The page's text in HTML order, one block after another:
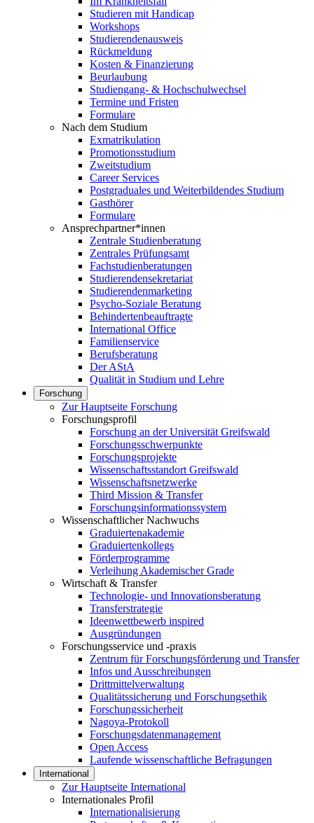
Studieren mit Handicap
Workshops
Studierendenausweis
Rückmeldung
Kosten & Finanzierung
Beurlaubung
Studiengang- & Hochschulwechsel
Termine und Fristen
Formulare
Nach dem Studium
Exmatrikulation
Promotionsstudium
Zweitstudium
Career Services
Postgraduales und Weiterbildendes Studium
Gasthörer
Formulare
Ansprechpartner*innen
Zentrale Studienberatung
Zentrales Prüfungsamt
Fachstudienberatungen
Studierendensekretariat
Studierendenmarketing
Psycho-Soziale Beratung
Behindertenbeauftragte
International Office
Familienservice
Berufsberatung
Der AStA
Qualität in Studium und Lehre
Forschung
Zur Hauptseite Forschung
Forschungsprofil
Forschung an der Universität Greifswald
Forschungsschwerpunkte
Forschungsprojekte
Wissenschaftsstandort Greifswald
Wissenschaftsnetzwerke
Third Mission & Transfer
Forschungsinformationssystem
Wissenschaftlicher Nachwuchs
Graduiertenakademie
Graduiertenkollegs
Förderprogramme
Verleihung Akademischer Grade
Wirtschaft & Transfer
Technologie- und Innovationsberatung
Transferstrategie
Ideenwettbewerb inspired
Ausgründungen
Forschungsservice und -praxis
Zentrum für Forschungsförderung und Transfer
Infos und Ausschreibungen
Drittmittelverwaltung
Qualitätssicherung und Forschungsethik
Forschungssicherheit
Nagoya-Protokoll
Forschungsdatenmanagement
Open Access
Laufende wissenschaftliche Befragungen
International
Zur Hauptseite International
Internationales Profil
Internationalisierung